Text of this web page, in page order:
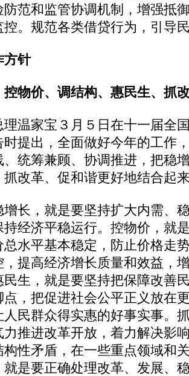
范和监管协调机制，增强抵
。规范各类借贷行为，引导
方针
控物价、调结构、惠民生、抓
家宝３月５日在十一届全
提出，全面做好今年的工作
、统筹兼顾、协调推进，把稳
改革、促和谐更好地结合起
，就是要坚持扩大内需、
持经济平稳运行。控物价，就
水平基本稳定，防止价格走
，提高经济增长质量和效益，
生，就是要坚持把保障改善
点，把促进社会公平正义放在
人民群众得实惠的好事实事。
力推进改革开放，着力解决影
构性矛盾，在一些重点领域和
是要正确处理改革、发展、